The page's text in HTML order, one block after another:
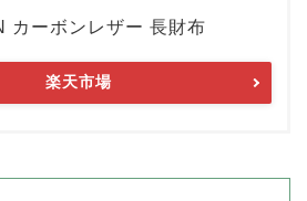
カーボンレザー 長財布
楽天市場